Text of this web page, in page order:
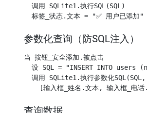
  调用 SQLite1.执行SQL(SQL)
参数化查询（防SQL注入）
当 按钮_安全添加.被点击
设 SQL = "INSERT INTO users
  调用 SQLite1.执行参数化SQL(SQL,
查询数据